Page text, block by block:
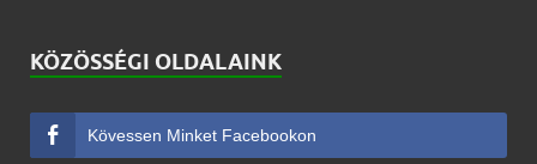
KÖZÖSSÉGI OLDALAINK
Kövessen Minket Facebookon